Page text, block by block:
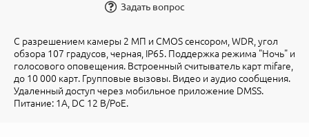
Задать вопрос
С разрешением камеры 2 МП и CMOS сенсором, WDR, угол
обзора 107 градусов, черная, IP65. Поддержка режима "Ночь" и
голосового оповещения. Встроенный считыватель карт mifare,
до 10 000 карт. Групповые вызовы. Видео и аудио сообщения.
Удаленный доступ через мобильное приложение DMSS.
Питание: 1А, DC 12 В/PoE.